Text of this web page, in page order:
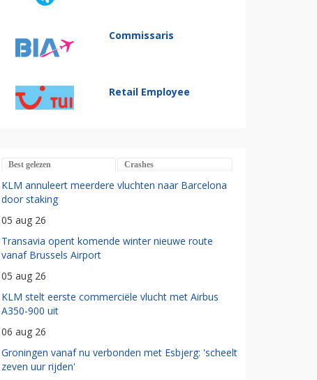
Commissaris
Retail Employee
Best gelezen Crashes
KLM annuleert meerdere vluchten naar Barcelona
door staking
05 aug 26
Transavia opent komende winter nieuwe route
vanaf Brussels Airport
05 aug 26
KLM stelt eerste commerciële vlucht met Airbus
A350-900 uit
06 aug 26
Groningen vanaf nu verbonden met Esbjerg: 'scheelt
zeven uur rijden'